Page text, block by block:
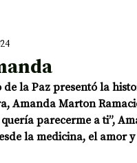
AUDIOTEXTO
la Paz presentó la
Amanda Marton
parecerme a ti”,
la medicina, el amor